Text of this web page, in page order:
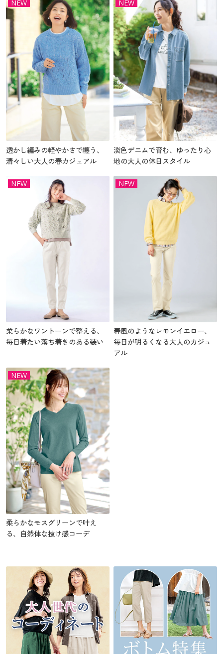
NEW
透かし編みの軽やかさで纏う、
清々しい大人の春カジュアル
NEW
淡色デニムで育む、ゆったり心
地の大人の休日スタイル
NEW
柔らかなワントーンで整える、
毎日着たい落ち着きのある装い
NEW
春風のようなレモンイエロー、
毎日が明るくなる大人のカジュ
アル
NEW
柔らかなモスグリーンで叶え
る、自然体な抜け感コーデ